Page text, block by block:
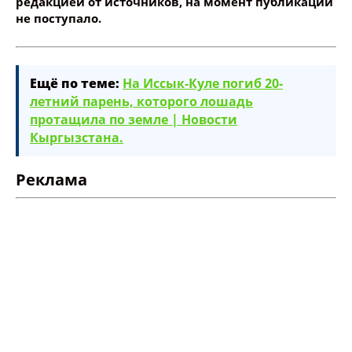
не поступало.
Ещё по теме: На Иссык-Куле погиб 20-
летний парень, которого лошадь
протащила по земле | Новости
Кыргызстана.
Реклама